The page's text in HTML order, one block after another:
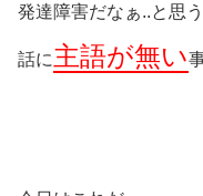
発達障害だなぁ..と思う
話に主語が無い